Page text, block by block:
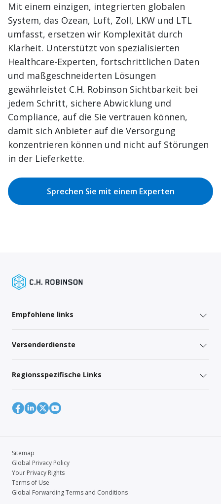
Mit einem einzigen, integrierten globalen
System, das Ozean, Luft, Zoll, LKW und LTL
umfasst, ersetzen wir Komplexität durch
Klarheit. Unterstützt von spezialisierten
Healthcare-Experten, fortschrittlichen Daten
und maßgeschneiderten Lösungen
gewährleistet C.H. Robinson Sichtbarkeit bei
jedem Schritt, sichere Abwicklung und
Compliance, auf die Sie vertrauen können,
damit sich Anbieter auf die Versorgung
konzentrieren können und nicht auf Störungen
in der Lieferkette.
Sprechen Sie mit einem Experten
Empfohlene links
Versenderdienste
Regionsspezifische Links
Sitemap
Global Privacy Policy
Your Privacy Rights
Terms of Use
Global Forwarding Terms and Conditions